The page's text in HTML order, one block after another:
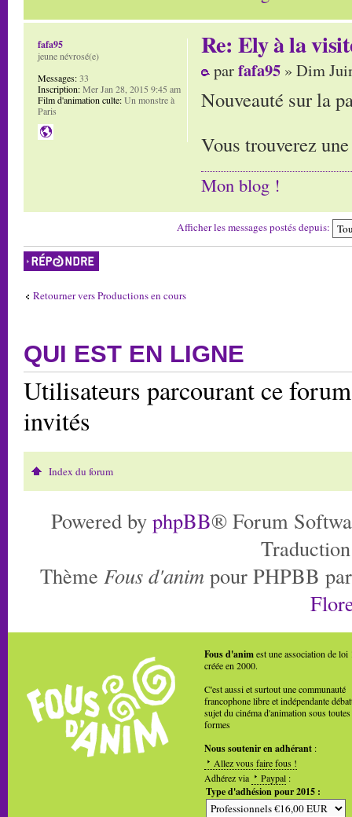
Re: Ely à la
parfafa95 » Dim
Nouveauté sur la
Vous trouverez
Mon blog !
fafa95
jeune névrosé(e)
Messages:33
Inscription:Mer Jan 28, 2015 9:45 am
Film d'animation culte:Un monstre à
Paris
Afficher les messages postés depuis:
Répondre
Retourner vers Productions en cours
QUI EST EN LIGNE
Utilisateurs parcourant ce
invités
Index du forum
Powered by phpBB® Forum
Thème Fous d'anim pour PHPBB
Fous d'animest une association de loi
créée en 2000.
C'est aussi et surtout une communauté
francophone libre et indépendante
sujet du cinéma d'animation sous toutes
formes
Nous soutenir en adhérant :
Allez vous faire fous !
Adhérez via
Paypal :
Type d'adhésion pour 2015 :